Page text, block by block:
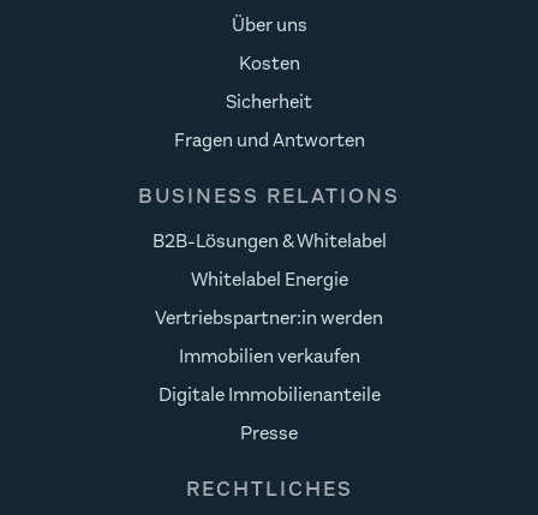
Über uns
Kosten
Sicherheit
Fragen und Antworten
BUSINESS RELATIONS
B2B-Lösungen & Whitelabel
Whitelabel Energie
Vertriebspartner:in werden
Immobilien verkaufen
Digitale Immobilienanteile
Presse
RECHTLICHES